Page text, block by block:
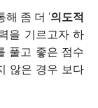
좀 더 ‘의도적
을 기르고자 하
풀고 좋은 점수
않은 경우 보다